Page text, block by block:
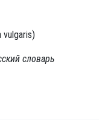
vulgaris)
словарь